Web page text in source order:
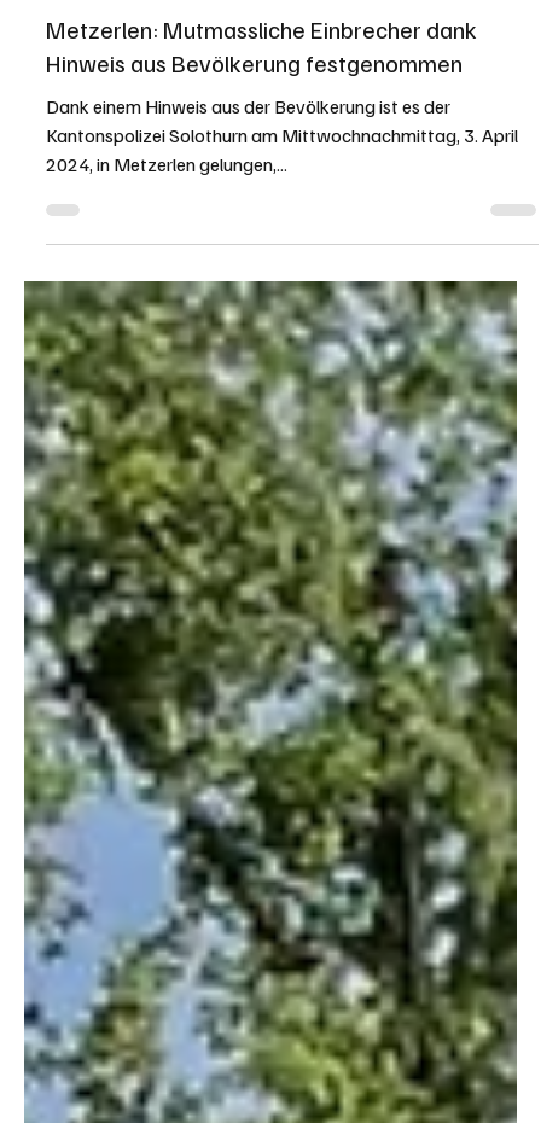
KAPO SO
6. Apr. 2024
1 Min. Lesezeit
KANTON SOLOTHURN
Metzerlen: Mutmassliche Einbrecher dank
Hinweis aus Bevölkerung festgenommen
Dank einem Hinweis aus der Bevölkerung ist es der
Kantonspolizei Solothurn am Mittwochnachmittag, 3. April
2024, in Metzerlen gelungen,...